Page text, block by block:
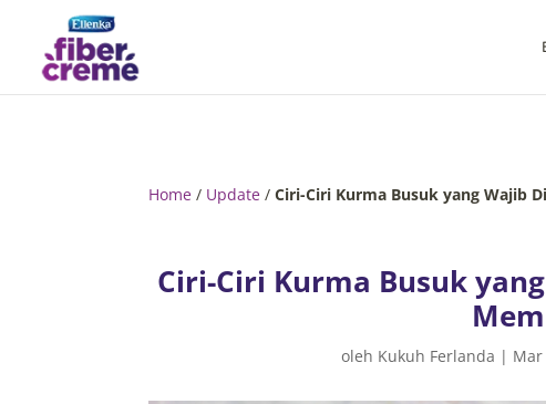
Home / Update /Ciri-Ciri Kurma Busuk yang Wajib
Ciri-Ciri Kurma Busuk
oleh Kukuh Ferlanda | Mar